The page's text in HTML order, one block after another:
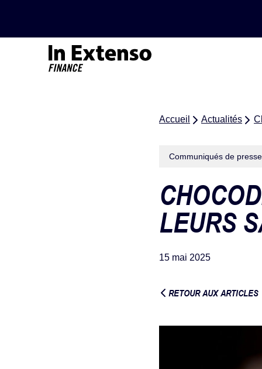
Accueil Actualités
Communiqués de presse
LEURS
15 mai 2025
RETOUR AUX ARTICLES